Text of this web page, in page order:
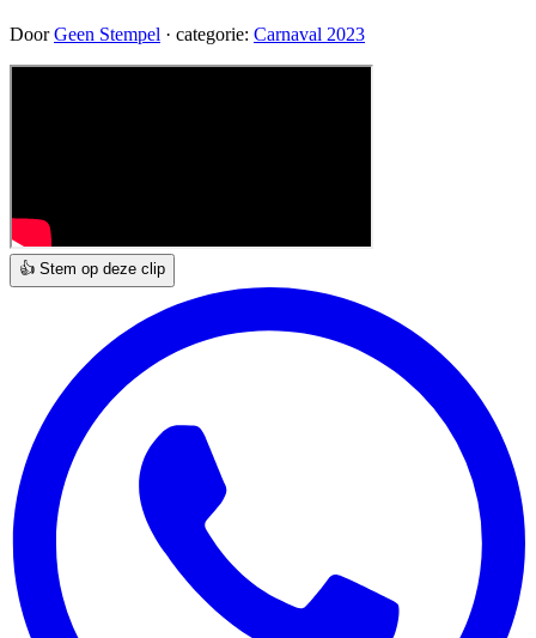
DoorGeen Stempel · categorie: Carnaval 2023
👍 Stem op deze clip